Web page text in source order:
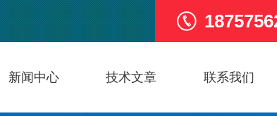
新闻中心 技术文章 联系我们